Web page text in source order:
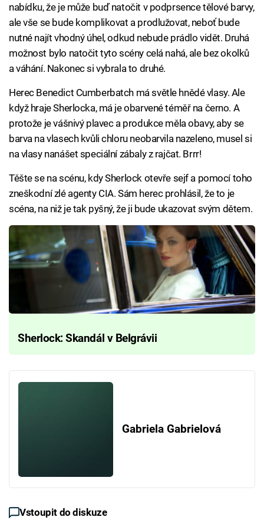
nabídku, že je může buď natočit v podprsence tělové barvy,
ale vše se bude komplikovat a prodlužovat, neboť bude
nutné najít vhodný úhel, odkud nebude prádlo vidět. Druhá
možnost bylo natočit tyto scény celá nahá, ale bez okolků
a váhání. Nakonec si vybrala to druhé.
Herec Benedict Cumberbatch má světle hnědé vlasy. Ale
když hraje Sherlocka, má je obarvené téměř na černo. A
protože je vášnivý plavec a produkce měla obavy, aby se
barva na vlasech kvůli chloru neobarvila nazeleno, musel si
na vlasy nanášet speciální zábaly z rajčat. Brrr!
Těšte se na scénu, kdy Sherlock otevře sejf a pomocí toho
zneškodní zlé agenty CIA. Sám herec prohlásil, že to je
scéna, na niž je tak pyšný, že ji bude ukazovat svým dětem.
Sherlock: Skandál v Belgrávii
Gabriela Gabrielová
Vstoupit do diskuze